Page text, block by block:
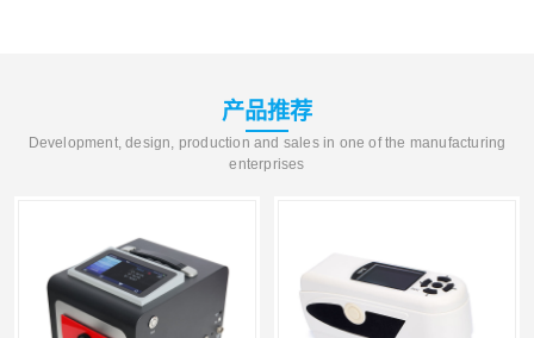
产品推荐
Development, design, production and sales in one of the manufacturing
enterprises